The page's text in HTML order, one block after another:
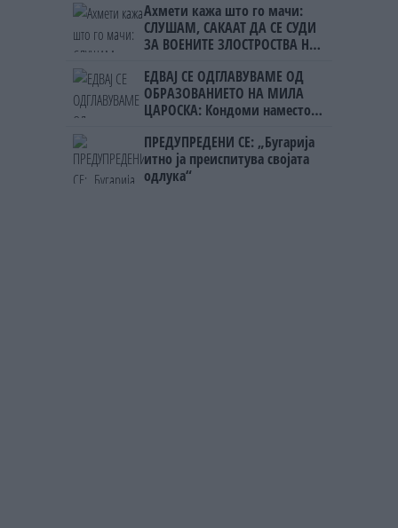
Ахмети кажа што го мачи:
СЛУШАМ, САКААТ ДА СЕ СУДИ
ЗА ВОЕНИТЕ ЗЛОСТРОСТВА НА
ЕДВАЈ СЕ ОДГЛАВУВАМЕ ОД
ОБРАЗОВАНИЕТО НА МИЛА
ЦАРОСКА: Кондоми наместо
ПРЕДУПРЕДЕНИ СЕ: „Бугарија
итно ја преиспитува својата
одлука“